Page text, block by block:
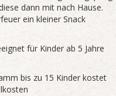
dann mit nach Hause.
ein kleiner Snack
für Kinder ab 5 Jahre
bis zu 15 Kinder kostet